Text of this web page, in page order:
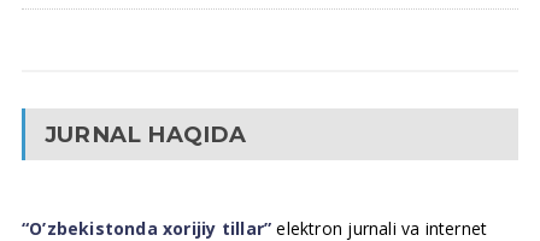
JURNAL HAQIDA
“O’zbekistonda xorijiy tillar” elektron jurnali va internet